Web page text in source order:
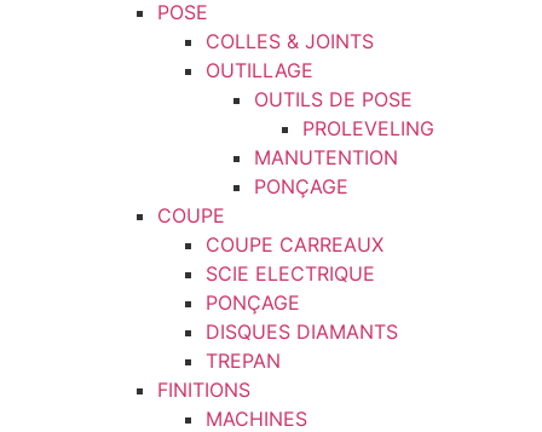
POSE
COLLES & JOINTS
OUTILLAGE
OUTILS DE POSE
PROLEVELING
MANUTENTION
PONÇAGE
COUPE
COUPE CARREAUX
SCIE ELECTRIQUE
PONÇAGE
DISQUES DIAMANTS
TREPAN
FINITIONS
MACHINES